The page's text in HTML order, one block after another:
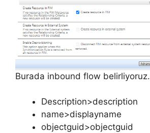
Burada inbound flow belirliyoruz.
Description>description
name>displayname
objectguid>objectguid